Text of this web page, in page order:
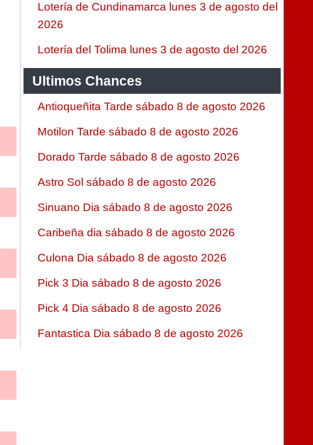
Lotería de Cundinamarca lunes 3 de agosto del
2026
Lotería del Tolima lunes 3 de agosto del 2026
Ultimos Chances
Antioqueñita Tarde sábado 8 de agosto 2026
Motilon Tarde sábado 8 de agosto 2026
Dorado Tarde sábado 8 de agosto 2026
Astro Sol sábado 8 de agosto 2026
Sinuano Dia sábado 8 de agosto 2026
Caribeña dia sábado 8 de agosto 2026
Culona Dia sábado 8 de agosto 2026
Pick 3 Dia sábado 8 de agosto 2026
Pick 4 Dia sábado 8 de agosto 2026
Fantastica Dia sábado 8 de agosto 2026